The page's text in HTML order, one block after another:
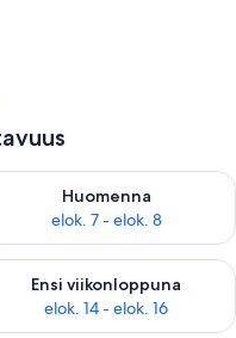
- elok. 7
Huomenna
elok. 7 - elok. 8
huomisen saatavuus
elok. 7 - elok. 9
Ensi viikonloppuna
elok. 14 - elok. 16
ensi viikonlopun